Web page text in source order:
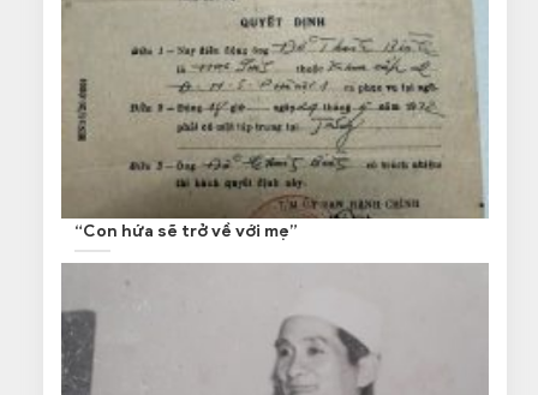
“Con hứa sẽ trở về với mẹ”